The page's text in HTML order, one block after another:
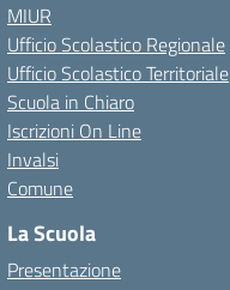
MIUR
Ufficio Scolastico Regionale
Ufficio Scolastico Territoriale
Scuola in Chiaro
Iscrizioni On Line
Invalsi
Comune
La Scuola
Presentazione